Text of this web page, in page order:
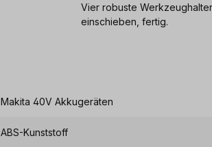
Vier robuste
einschieben, fertig.
Makita 40V Akkugeräten
ABS-Kunststoff